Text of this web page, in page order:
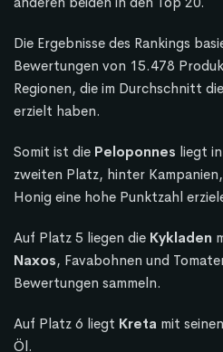
Die Ergebnisse des Rankings
Bewertungen von 15.478
Regionen, die im Durchschnitt
erzielt haben.
Somit ist die Peloponnes liegt
zweiten Platz, hinter
Honig eine hohe Punktzahl
Auf Platz 5 liegen die Kykladen
Naxos, Favabohnen und
Bewertungen sammeln.
Auf Platz 6 liegt Kreta mit
Öl.